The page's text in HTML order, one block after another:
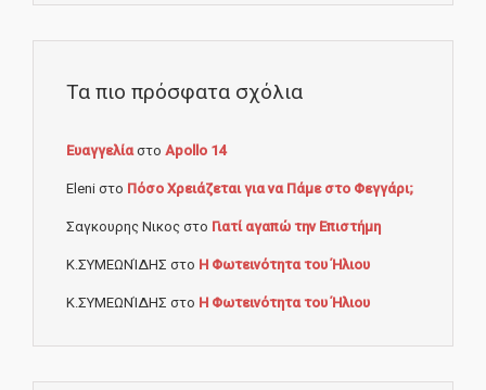
Τα πιο πρόσφατα σχόλια
Ευαγγελίαστο Apollo 14
Eleni στο Πόσο Χρειάζεται για να Πάμε στο Φεγγάρι;
Σαγκουρης Νικος στο Γιατί αγαπώ την Επιστήμη
Κ.ΣΥΜΕΩΝΊΔΗΣ στο Η Φωτεινότητα του Ήλιου
Κ.ΣΥΜΕΩΝΊΔΗΣ στο Η Φωτεινότητα του Ήλιου